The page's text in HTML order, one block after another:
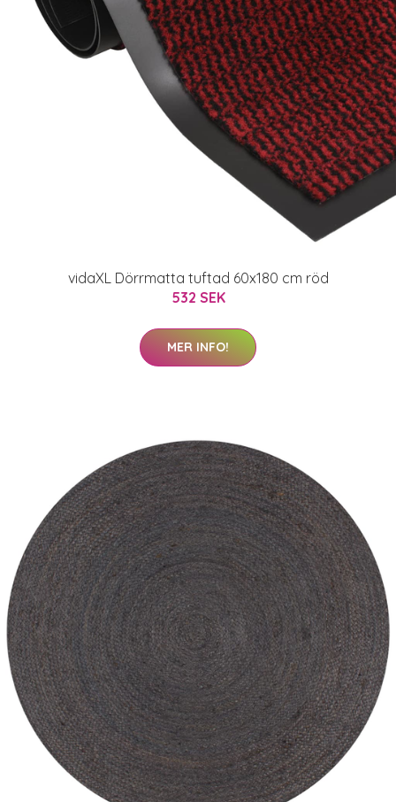
vidaXL Dörrmatta tuftad 60x180 cm röd
532 SEK
MER INFO!